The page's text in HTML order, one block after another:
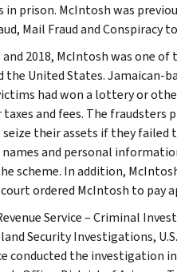
in prison. McIntosh was
Mail Fraud and Conspiracy
and 2018, McIntosh was one
the United States. Jamaican-
had won a lottery or
taxes and fees. The
their assets if they failed
and personal
scheme. In addition,
ordered McIntosh to pay
Service – Criminal
Security Investigations,
conducted the investigation